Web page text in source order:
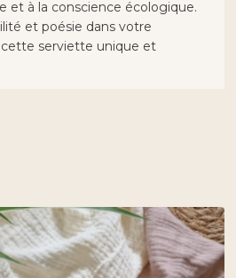
et à la conscience écologique.
et poésie dans votre
serviette unique et